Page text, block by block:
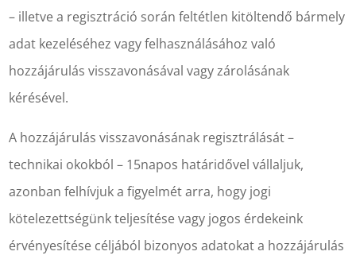
– illetve a regisztráció során feltétlen kitöltendő bármely
adat kezeléséhez vagy felhasználásához való
hozzájárulás visszavonásával vagy zárolásának
kérésével.
A hozzájárulás visszavonásának regisztrálását –
technikai okokból – 15napos határidővel vállaljuk,
azonban felhívjuk a figyelmét arra, hogy jogi
kötelezettségünk teljesítése vagy jogos érdekeink
érvényesítése céljából bizonyos adatokat a hozzájárulás